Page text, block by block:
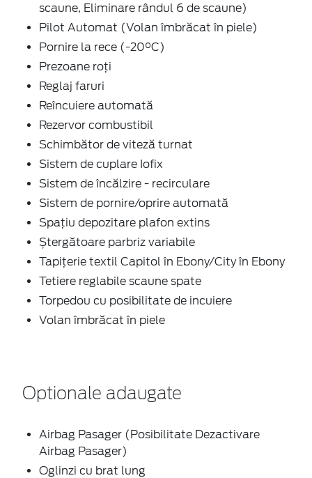
scaune, Eliminare rândul 6 de scaune)
Pilot Automat (Volan îmbrăcat în piele)
Pornire la rece (-20°C)
Prezoane roți
Reglaj faruri
Reîncuiere automată
Rezervor combustibil
Schimbător de viteză turnat
Sistem de cuplare Iofix
Sistem de încălzire - recirculare
Sistem de pornire/oprire automată
Spațiu depozitare plafon extins
Ștergătoare parbriz variabile
Tapițerie textil Capitol în Ebony/City în Ebony
Tetiere reglabile scaune spate
Torpedou cu posibilitate de incuiere
Volan îmbrăcat în piele
Optionale adaugate
Airbag Pasager (Posibilitate Dezactivare
Airbag Pasager)
Oglinzi cu brat lung